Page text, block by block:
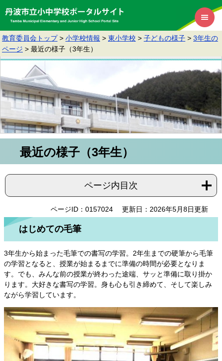
教育委員会トップ > 小学校情報 > 東小学校 > 子どもの様子 > 3年生の
ページ > 最近の様子（3年生）
最近の様子（3年生）
ページ内目次
ページID：0157024 更新日：2026年5月8日更新
はじめての毛筆
3年生から始まった毛筆での書写の学習。2年生までの硬筆から毛筆
の学習となると、授業が始まるまでに準備の時間が必要となりま
す。でも、みんな前の授業が終わった途端、サッと準備に取り掛か
ります。大好きな書写の学習。身も心も引き締めて、そして楽しみ
ながら学習しています。